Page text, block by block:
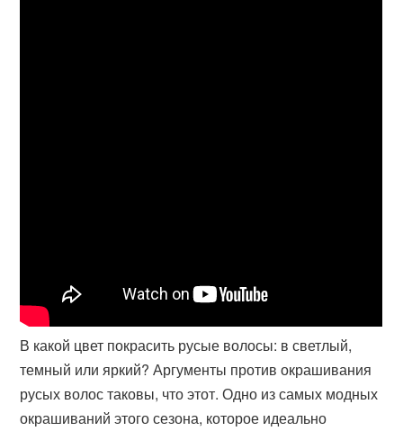
В какой цвет покрасить русые волосы: в светлый,
темный или яркий? Аргументы против окрашивания
русых волос таковы, что этот. Одно из самых модных
окрашиваний этого сезона, которое идеально